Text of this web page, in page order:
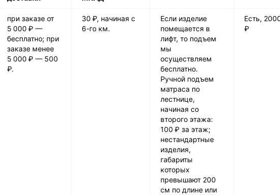
при заказе от
5 000 ₽ —
бесплатно; при
заказе менее
5 000 ₽ — 500
₽.
30 ₽, начиная с
6-го км.
Если изделие
помещается в
лифт, то подъем
мы
осуществляем
бесплатно.
Ручной подъем
матраса по
лестнице,
начиная со
второго этажа:
100 ₽ за этаж;
нестандартные
изделия,
габариты
которых
превышают 200
см по длине или
Есть,
₽